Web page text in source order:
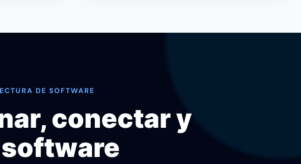
DE SOFTWARE
conectar y